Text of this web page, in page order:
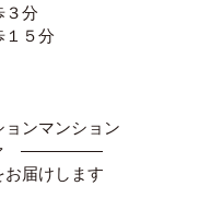
３分
１５分
ンマンション
ァ ―――――
届けします